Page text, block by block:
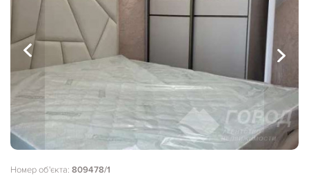
Номер об'єкта: 809478/1